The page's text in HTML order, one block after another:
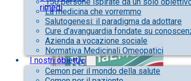
rimedi
La medicina che vorremmo
Salutogenesi: il paradigma da adottare
Cure d’avanguardia fondate su
Azienda a vocazione sociale
Normativa Medicinali Omeopatici
I nostri obiettivi
Cemon per il mondo della salute